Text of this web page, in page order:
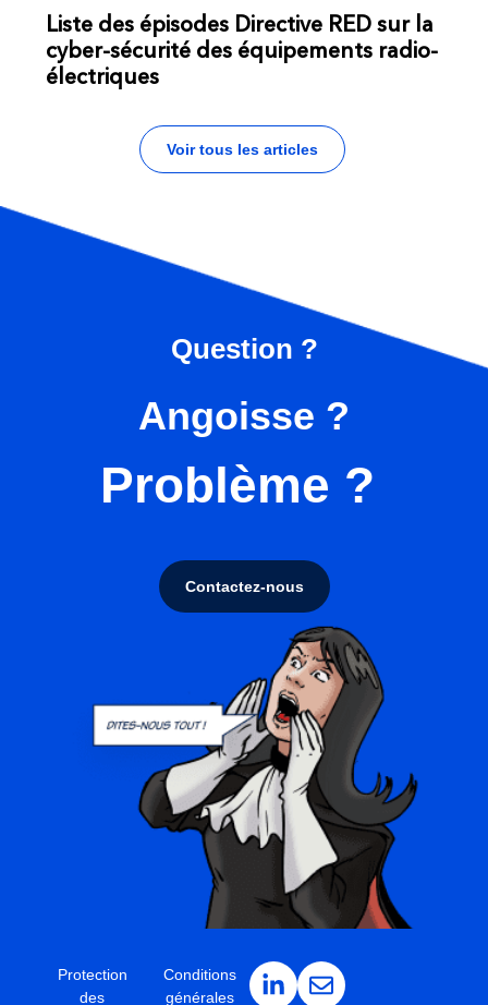
Liste des épisodes Directive RED sur la
cyber-sécurité des équipements radio-
électriques
Voir tous les articles
Question ?
Angoisse ?
Problème ?
Contactez-nous
Protection
des
Conditions
générales